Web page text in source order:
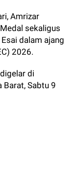
Amrizar
sekaligus
dalam ajang
2026.
di
Barat, Sabtu 9